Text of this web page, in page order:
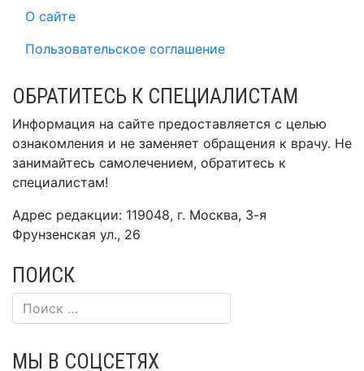
О сайте
Пользовательское соглашение
ОБРАТИТЕСЬ К СПЕЦИАЛИСТАМ
Информация на сайте предоставляется с целью
ознакомления и не заменяет обращения к врачу. Не
занимайтесь самолечением, обратитесь к
специалистам!
Адрес редакции: 119048, г. Москва, 3-я
Фрунзенская ул., 26
ПОИСК
МЫ В СОЦСЕТЯХ